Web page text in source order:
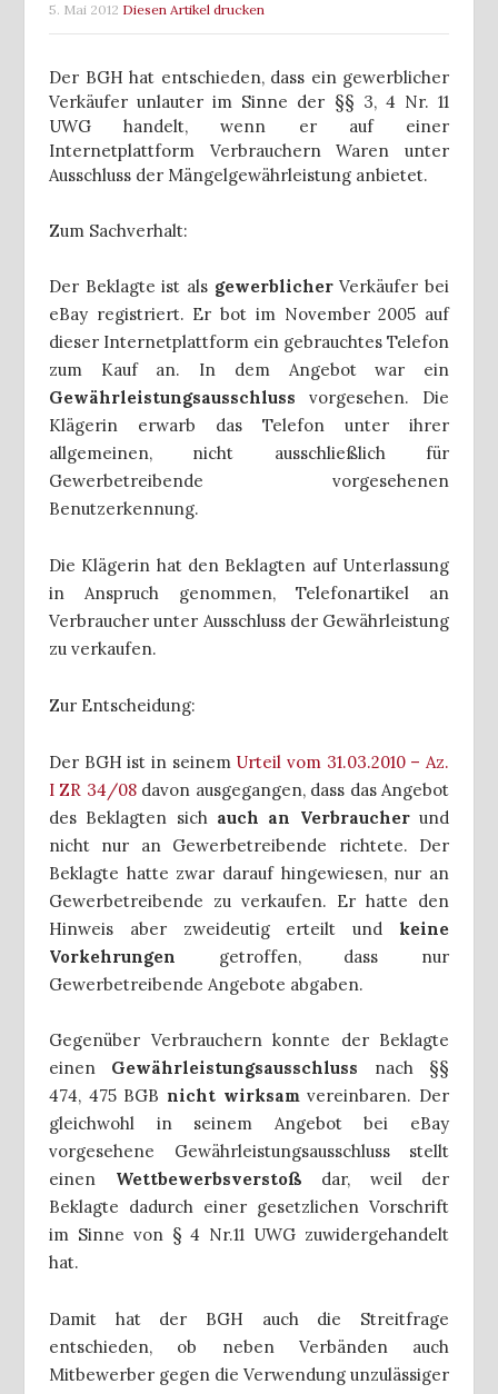
5. Mai 2012 Diesen Artikel drucken
Der BGH hat entschieden, dass ein gewerblicher
Verkäufer unlauter im Sinne der §§ 3, 4 Nr. 11
UWG handelt, wenn er auf einer
Internetplattform Verbrauchern Waren unter
Ausschluss der Mängelgewährleistung anbietet.
Zum Sachverhalt:
Der Beklagte ist als gewerblicherVerkäufer bei
eBay registriert. Er bot im November 2005 auf
dieser Internetplattform ein gebrauchtes Telefon
zum Kauf an. In dem Angebot war ein
Gewährleistungsausschluss vorgesehen. Die
Klägerin erwarb das Telefon unter ihrer
allgemeinen, nicht ausschließlich für
Gewerbetreibende vorgesehenen
Benutzerkennung.
Die Klägerin hat den Beklagten auf Unterlassung
in Anspruch genommen, Telefonartikel an
Verbraucher unter Ausschluss der Gewährleistung
zu verkaufen.
Zur Entscheidung:
Der BGH ist in seinem Urteil vom 31.03.2010 – Az.
I ZR 34/08davon ausgegangen, dass das Angebot
des Beklagten sich auch an Verbraucherund
nicht nur an Gewerbetreibende richtete. Der
Beklagte hatte zwar darauf hingewiesen, nur an
Gewerbetreibende zu verkaufen. Er hatte den
Hinweis aber zweideutig erteilt und keine
Vorkehrungen
getroffen, dass nur
Gewerbetreibende Angebote abgaben.
Gegenüber Verbrauchern konnte der Beklagte
einen Gewährleistungsausschluss nach §§
474, 475 BGB nicht wirksamvereinbaren. Der
gleichwohl in seinem Angebot bei eBay
vorgesehene Gewährleistungsausschluss stellt
einen Wettbewerbsverstoß dar, weil der
Beklagte dadurch einer gesetzlichen Vorschrift
im Sinne von § 4 Nr.11 UWG zuwidergehandelt
hat.
Damit hat der BGH auch die Streitfrage
entschieden, ob neben Verbänden auch
Mitbewerber gegen die Verwendung unzulässiger